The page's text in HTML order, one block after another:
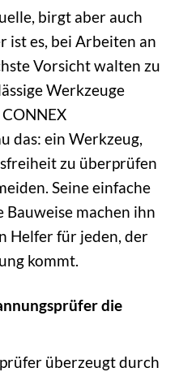
birgt aber auch
ist es, bei Arbeiten an
Vorsicht walten zu
Werkzeuge
das: ein Werkzeug,
zu überprüfen
Seine einfache
machen ihn
Helfer für jeden, der
kommt.
die
überzeugt durch